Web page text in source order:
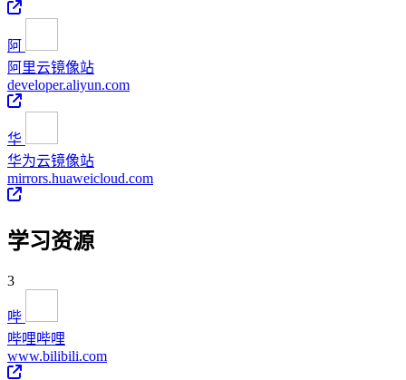
阿
阿里云镜像站
developer.aliyun.com
华
华为云镜像站
mirrors.huaweicloud.com
学习资源
3
哔
哔哩哔哩
www.bilibili.com